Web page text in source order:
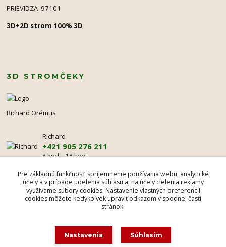
PRIEVIDZA 97101
3D+2D strom 100% 3D
3D STROMČEKY
Richard Orémus
Richard
+421 905 276 211
8 hod. - 18 hod.
mr@3dstromcek.sk
Pre základnú funkčnosť, spríjemnenie používania webu, analytické
účely a v prípade udelenia súhlasu aj na účely cielenia reklamy
využívame súbory cookies. Nastavenie vlastných preferencií
cookies môžete kedykoľvek upraviť odkazom v spodnej časti
stránok.
Nastavenia Súhlasím